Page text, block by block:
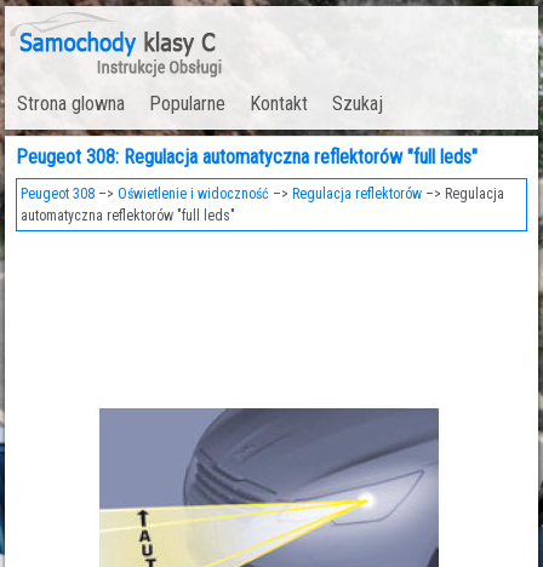
Strona glowna Popularne Kontakt Szukaj
Peugeot 308: Regulacja automatyczna reflektorów "full leds"
Peugeot 308 –>Oświetlenie i widoczność –> Regulacja reflektorów –> Regulacja
automatyczna reflektorów "full leds"